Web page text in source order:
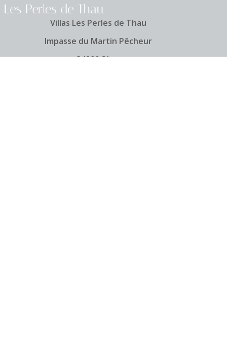
Villas Les Perles de Thau
Impasse du Martin Pêcheur
34200 Sète